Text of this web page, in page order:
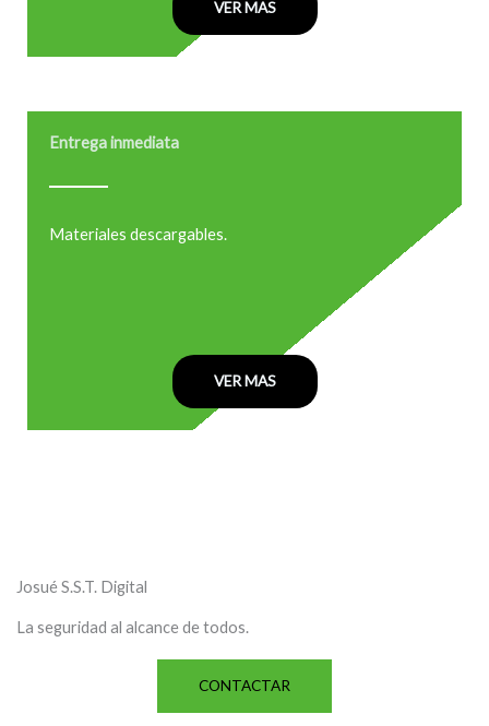
VER MAS
Entrega inmediata
Materiales descargables.
VER MAS
Josué S.S.T. Digital
La seguridad al alcance de todos.
CONTACTAR